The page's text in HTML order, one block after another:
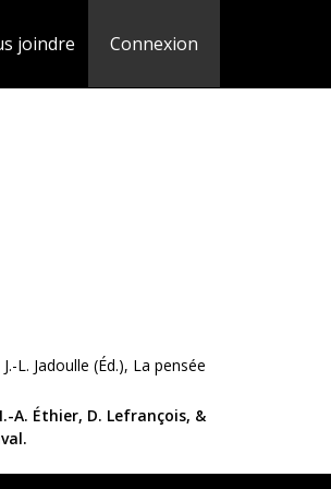
joindre Connexion
L. Jadoulle (Éd.), La pensée
A. Éthier, D. Lefrançois, &